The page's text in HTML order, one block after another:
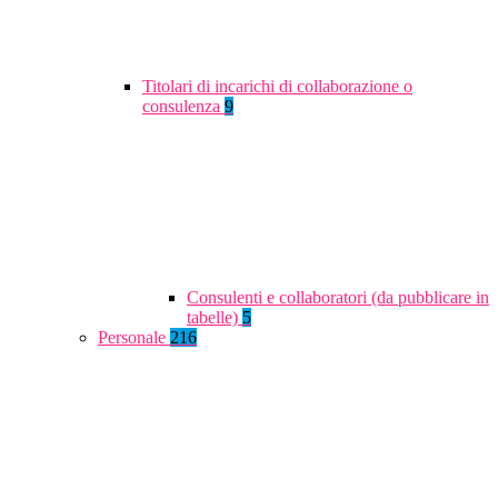
Titolari di incarichi di collaborazione o
consulenza 9
Consulenti e collaboratori (da pubblicare in
tabelle) 5
Personale 216